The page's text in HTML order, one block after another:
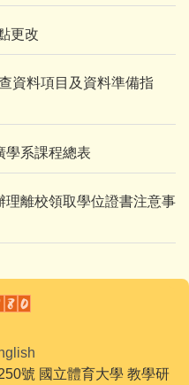
更改
資料項目及資料準備指
學系課程總表
理離校領取學位證書注意事
號 國立體育大學 教學研